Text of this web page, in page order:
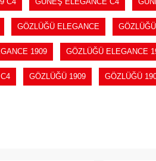
GÖZLÜĞÜ ELEGANCE
1909 GÖZLÜĞÜ ELEGANCE
GÖZLÜĞÜ 1909 GÖZLÜĞÜ